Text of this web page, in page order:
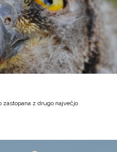
zastopana z drugo največjo